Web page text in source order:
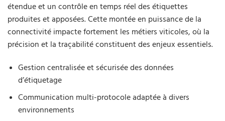
étendue et un contrôle en temps réel des étiquettes
produites et apposées. Cette montée en puissance de la
connectivité impacte fortement les métiers viticoles, où la
précision et la traçabilité constituent des enjeux essentiels.
Gestion centralisée et sécurisée des données
d’étiquetage
Communication multi-protocole adaptée à divers
environnements